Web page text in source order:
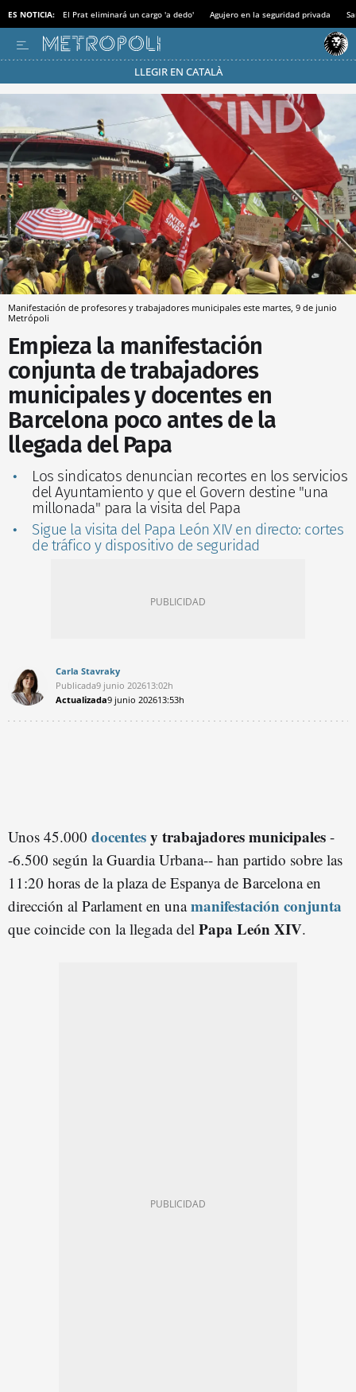
ES NOTICIA: El Prat eliminará un cargo 'a dedo' Agujero en la seguridad privada
LLEGIR EN CATALÀ
Pásate al MODO AHORRO
Manifestación de profesores y trabajadores municipales este martes, 9 de junio
Metrópoli
Empieza la manifestación
conjunta de trabajadores
municipales y docentes en
Barcelona poco antes de la
llegada del Papa
Los sindicatos denuncian recortes en los servicios
del Ayuntamiento y que el Govern destine "una
millonada" para la visita del Papa
Sigue la visita del Papa León XIV en directo: cortes
de tráfico y dispositivo de seguridad
Carla Stavraky
Publicada9 junio 202613:02h
Actualizada9 junio 202613:53h
Unos 45.000 docentesy trabajadores municipales -
-6.500 según la Guardia Urbana-- han partido sobre las
11:20 horas de la plaza de Espanya de Barcelona en
dirección al Parlament en unamanifestación conjunta
que coincide con la llegada del Papa León XIV.